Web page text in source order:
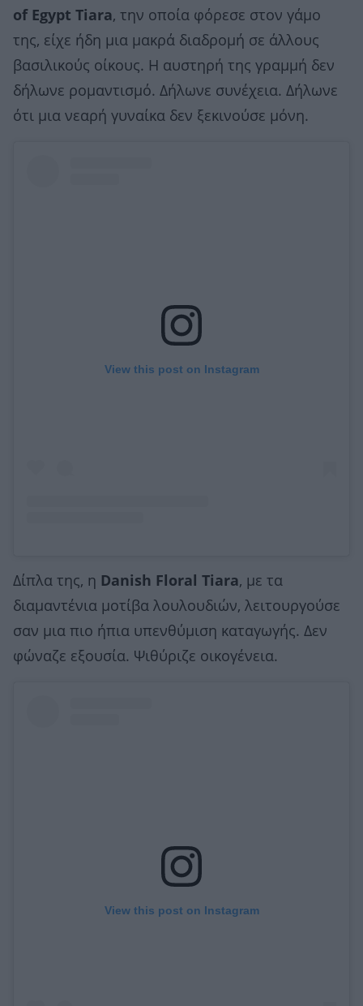
of Egypt Tiara, την οποία φόρεσε στον γάμο
της, είχε ήδη μια μακρά διαδρομή σε άλλους
βασιλικούς οίκους. Η αυστηρή της γραμμή δεν
δήλωνε ρομαντισμό. Δήλωνε συνέχεια. Δήλωνε
ότι μια νεαρή γυναίκα δεν ξεκινούσε μόνη.
View this post on Instagram
Δίπλα της, η Danish Floral Tiara, με τα
διαμαντένια μοτίβα λουλουδιών, λειτουργούσε
σαν μια πιο ήπια υπενθύμιση καταγωγής. Δεν
φώναζε εξουσία. Ψιθύριζε οικογένεια.
View this post on Instagram